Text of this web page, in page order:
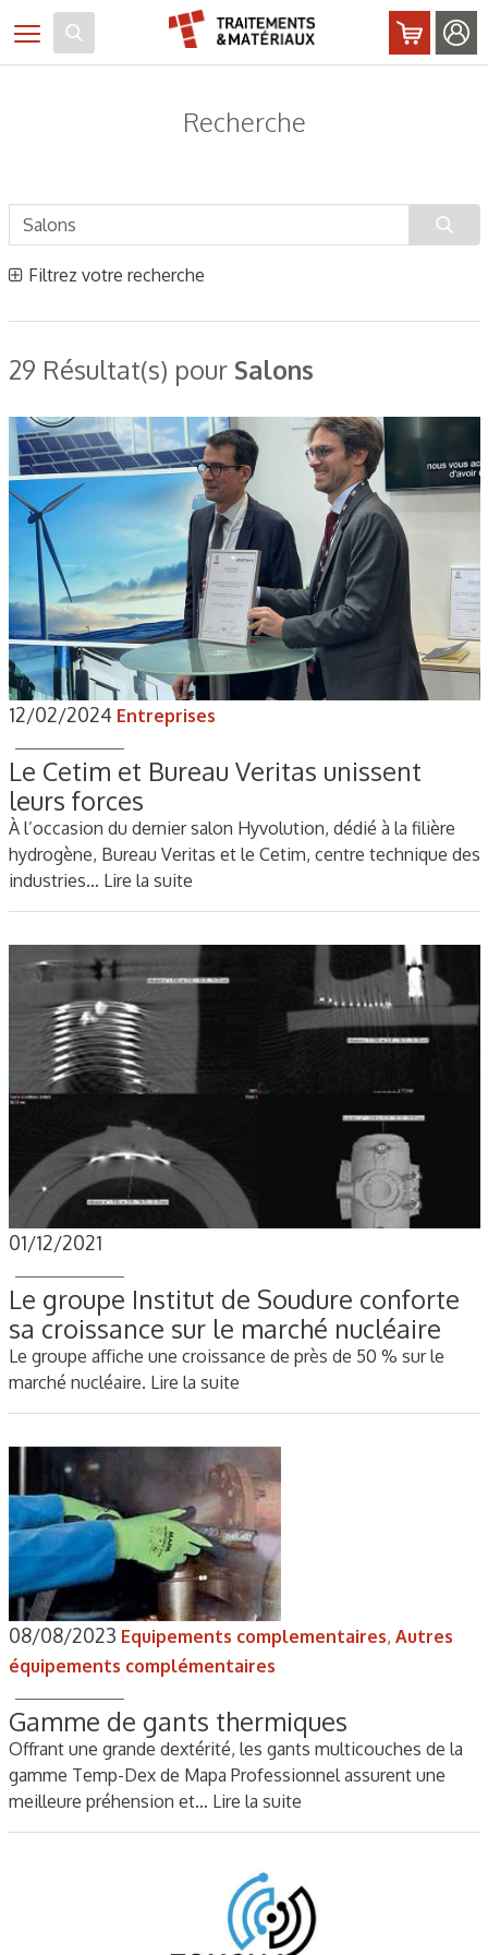
Toggle navigation
Recherche
Filtrez votre recherche
29 Résultat(s) pour Salons
12/02/2024 Entreprises
Le Cetim et Bureau Veritas unissent
leurs forces
À l’occasion du dernier salon Hyvolution, dédié à la filière
hydrogène, Bureau Veritas et le Cetim, centre technique des
industries… Lire la suite
01/12/2021
Le groupe Institut de Soudure conforte
sa croissance sur le marché nucléaire
Le groupe affiche une croissance de près de 50 % sur le
marché nucléaire. Lire la suite
08/08/2023 Equipements complementaires, Autres
équipements complémentaires
Gamme de gants thermiques
Offrant une grande dextérité, les gants multicouches de la
gamme Temp-Dex de Mapa Professionnel assurent une
meilleure préhension et… Lire la suite
Panneau de gestion des cookies